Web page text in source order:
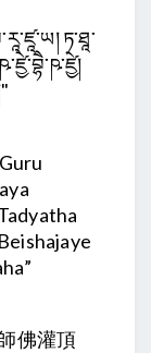
ཏ་ཐཱ་
佛灌頂